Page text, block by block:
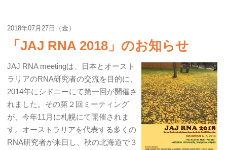
2018年07月27日（金）
「JAJ RNA 2018」のお知らせ
JAJ RNA meetingは、日本とオースト
ラリアのRNA研究者の交流を目的に、
2014年にシドニーにて第一回が開催さ
れました。その第２回ミーティング
が、今年11月に札幌にて開催されま
す。オーストラリアを代表する多くの
RNA研究者が来日し、秋の北海道で３